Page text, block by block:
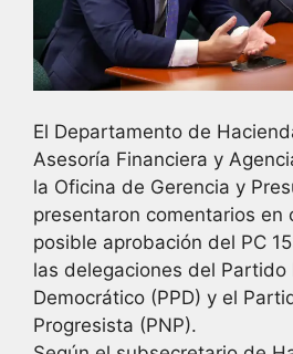
El Departamento de
Asesoría Financiera y
la Oficina de Gerencia y
presentaron comentarios en
posible aprobación del PC
las delegaciones del Partido
Democrático (PPD) y el
Progresista (PNP).